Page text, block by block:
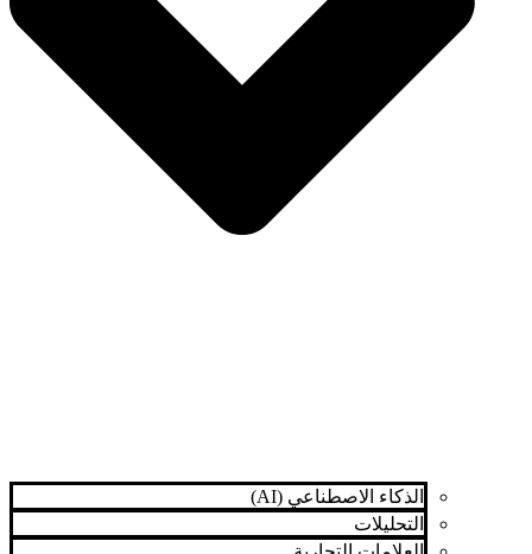
الذكاء الاصطناعي (AI)
التحليلات